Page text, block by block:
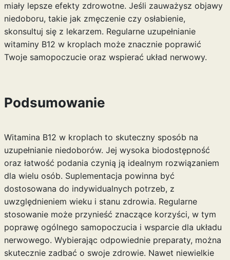
miały lepsze efekty zdrowotne. Jeśli zauważysz objawy
niedoboru, takie jak zmęczenie czy osłabienie,
skonsultuj się z lekarzem. Regularne uzupełnianie
witaminy B12 w kroplach może znacznie poprawić
Twoje samopoczucie oraz wspierać układ nerwowy.
Podsumowanie
Witamina B12 w kroplach to skuteczny sposób na
uzupełnianie niedoborów. Jej wysoka biodostępność
oraz łatwość podania czynią ją idealnym rozwiązaniem
dla wielu osób. Suplementacja powinna być
dostosowana do indywidualnych potrzeb, z
uwzględnieniem wieku i stanu zdrowia. Regularne
stosowanie może przynieść znaczące korzyści, w tym
poprawę ogólnego samopoczucia i wsparcie dla układu
nerwowego. Wybierając odpowiednie preparaty, można
skutecznie zadbać o swoje zdrowie. Nawet niewielkie